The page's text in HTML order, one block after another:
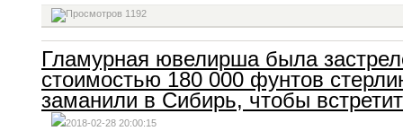
1192
Гламурная ювелирша была
стоимостью 180 000 фунтов
заманили в Сибирь, чтобы
2018-02-28 20:00:15